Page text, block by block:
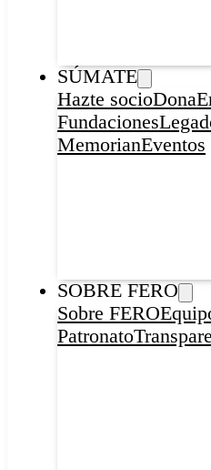
SÚMATE
Hazte socioDona
Fundaciones
MemorianEventos
SOBRE FERO
Sobre FERO
Patronato